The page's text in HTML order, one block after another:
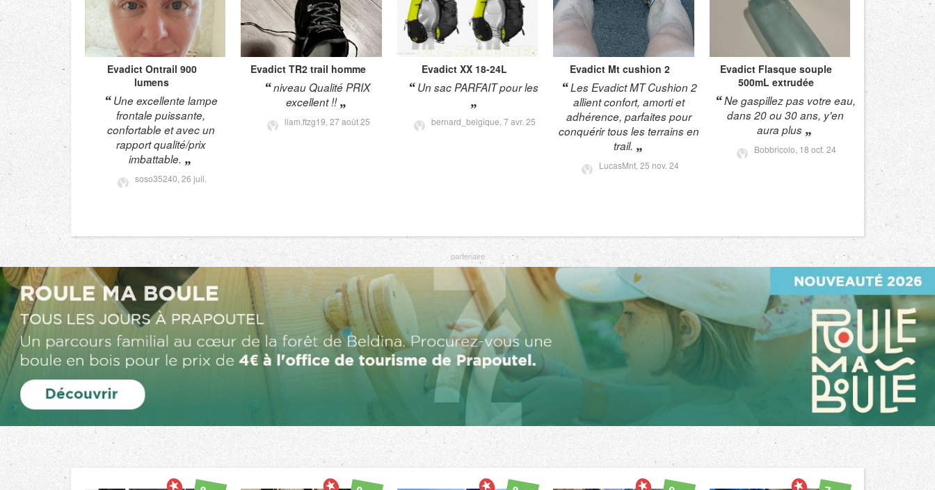
Evadict Ontrail 900
lumens
​Une excellente lampe
frontale puissante,
confortable et avec un
rapport qualité/prix
imbattable.
soso35240,26 juil.
Evadict TR2 trail homme
niveau Qualité PRIX
excellent !!
liam.ftzg19, 27 août 25
Evadict XX 18-24L
Un sac PARFAIT pour les
bernard_belgique, 7 avr. 25
Evadict Mt cushion 2
Les Evadict MT Cushion 2
allient confort, amorti et
adhérence, parfaites pour
conquérir tous les terrains en
trail.
LucasMnt,25 nov. 24
Evadict Flasque souple
500mL extrudée
Ne gaspillez pas votre eau,
dans 20 ou 30 ans, y'en
aura plus
Bobbricolo, 18 oct. 24